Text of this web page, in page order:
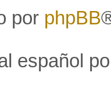
por phpBB
español